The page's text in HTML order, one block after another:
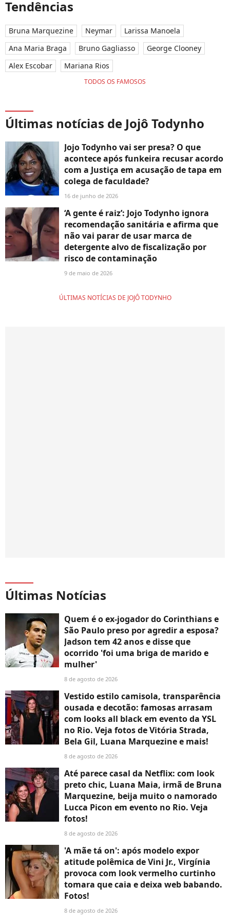
Tendências
Bruna Marquezine Neymar
Larissa Manoela
Ana Maria Braga
Bruno Gagliasso
George Clooney
Alex Escobar
Mariana Rios
TODOS OS FAMOSOS
Últimas notícias de Jojô Todynho
Jojo Todynho vai ser presa? O que
acontece após funkeira recusar acordo
com a Justiça em acusação de tapa em
colega de faculdade?
16 de junho de 2026
‘A gente é raiz’: Jojo Todynho ignora
recomendação sanitária e afirma que
não vai parar de usar marca de
detergente alvo de fiscalização por
risco de contaminação
9 de maio de 2026
ÚLTIMAS NOTÍCIAS DE JOJÔ TODYNHO
Últimas Notícias
Quem é o ex-jogador do Corinthians e
São Paulo preso por agredir a esposa?
Jadson tem 42 anos e disse que
ocorrido 'foi uma briga de marido e
mulher'
8 de agosto de 2026
Vestido estilo camisola, transparência
ousada e decotão: famosas arrasam
com looks all black em evento da YSL
no Rio. Veja fotos de Vitória Strada,
Bela Gil, Luana Marquezine e mais!
8 de agosto de 2026
Até parece casal da Netflix: com look
preto chic, Luana Maia, irmã de Bruna
Marquezine, beija muito o namorado
Lucca Picon em evento no Rio. Veja
fotos!
8 de agosto de 2026
'A mãe tá on': após modelo expor
atitude polêmica de Vini Jr., Virgínia
provoca com look vermelho curtinho
tomara que caia e deixa web babando.
Fotos!
8 de agosto de 2026